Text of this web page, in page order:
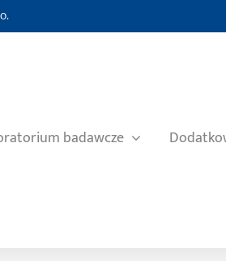
badawcze